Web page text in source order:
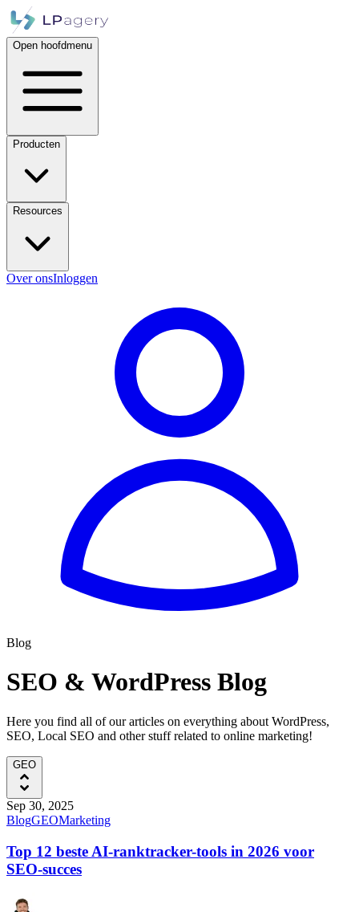
Open hoofdmenu
Producten
Resources
Over onsInloggen
Blog
SEO & WordPress Blog
Here you find all of our articles on everything about WordPress,
SEO, Local SEO and other stuff related to online marketing!
GEO
Sep 30, 2025
BlogGEOMarketing
Top 12 beste AI-ranktracker-tools in 2026 voor
SEO-succes